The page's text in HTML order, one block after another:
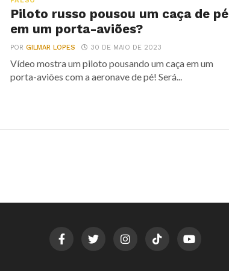
Piloto russo pousou um caça de pé
em um porta-aviões?
PORGILMAR LOPES 30 DE MAIO DE 2023
Vídeo mostra um piloto pousando um caça em um
porta-aviões com a aeronave de pé! Será...